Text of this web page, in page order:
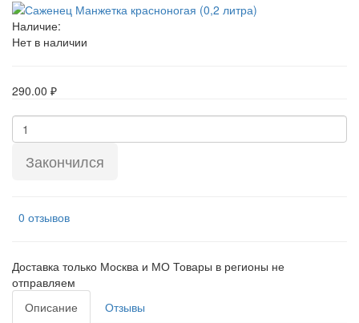
Наличие:
Нет в наличии
290.00 ₽
Закончился
0 отзывов
Доставка только Москва и МО Товары в регионы не
отправляем
Описание
Отзывы